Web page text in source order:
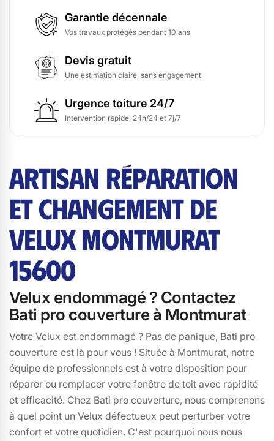
Garantie décennale
Vos travaux protégés pendant 10 ans
Devis gratuit
Une estimation claire, sans engagement
Urgence toiture 24/7
Intervention rapide, 24h/24 et 7j/7
ARTISAN RÉPARATION
ET CHANGEMENT DE
VELUX MONTMURAT
15600
Velux endommagé ? Contactez
Bati pro couverture à Montmurat
Votre Velux est endommagé ? Pas de panique, Bati pro
couverture est là pour vous ! Située à Montmurat, notre
équipe de professionnels est à votre disposition pour
réparer ou remplacer votre fenêtre de toit avec rapidité
et efficacité. Chez Bati pro couverture, nous comprenons
à quel point un Velux défectueux peut perturber votre
confort et votre quotidien. C'est pourquoi nous nous